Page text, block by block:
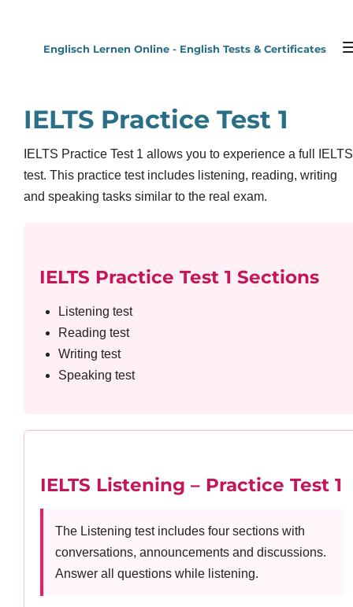
Englisch Lernen Online - English Tests & Certificates
IELTS Practice Test 1
IELTS Practice Test 1 allows you to experience a full IELTS
test. This practice test includes listening, reading, writing
and speaking tasks similar to the real exam.
IELTS Practice Test 1 Sections
Listening test
Reading test
Writing test
Speaking test
IELTS Listening – Practice Test 1
The Listening test includes four sections with
conversations, announcements and discussions.
Answer all questions while listening.